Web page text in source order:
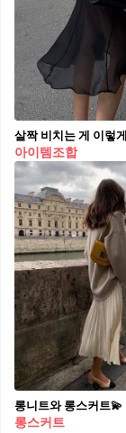
아이템조합
롱니트와 롱스커트💫
롱스커트